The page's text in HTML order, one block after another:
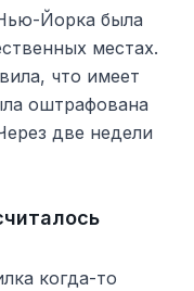
Йорка была
местах.
что имеет
оштрафована
две недели
когда-то